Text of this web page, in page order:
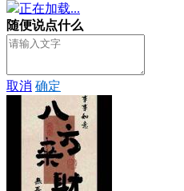
正在加载...
随便说点什么
取消 确定